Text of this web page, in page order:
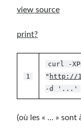
view source
print?
1
curl -
" http://
-d '...'
(où les « … » sont